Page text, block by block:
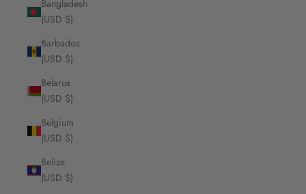
Bangladesh
(USD $)
Barbados
(USD $)
Belarus
(USD $)
Belgium
(USD $)
Belize
(USD $)